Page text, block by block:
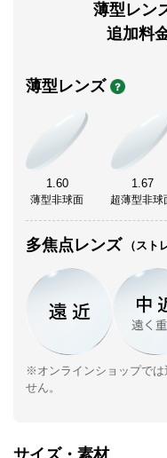
薄型レン
追加料
薄型レンズ
1.60
薄型非球面
1.67
超薄型非球
多焦点レンズ （スト
※オンラインショップでは
せん。
サイズ・素材